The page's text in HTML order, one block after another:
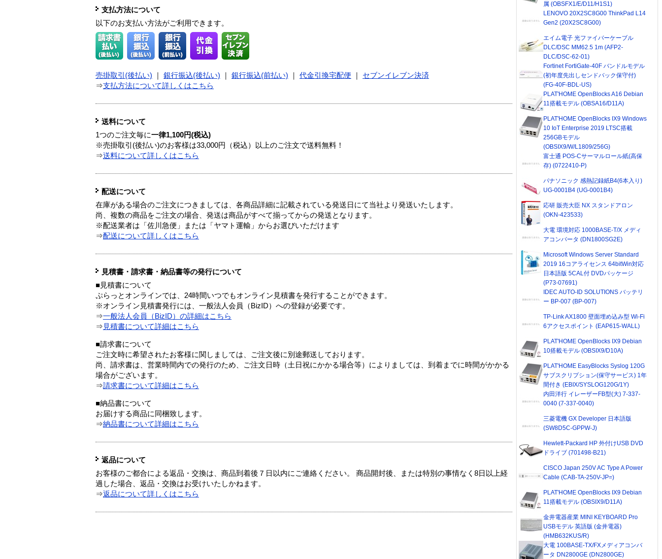
支払方法について
以下のお支払い方法がご利用できます。
売掛取引(後払い) 銀行振込(後払い) 銀行振込(前払い) 代金引換宅配便
セブンイレブン決済
⇒支払方法について詳しくはこちら
送料について
1つのご注文毎に一律1,100円(税込)
※売掛取引(後払い)のお客様は33,000円（税込）以上のご注文で送料無料！
⇒送料について詳しくはこちら
配送について
在庫がある場合のご注文につきましては、各商品詳細に記載されている発送日にて当社より発送いたします。
尚、複数の商品をご注文の場合、発送は商品がすべて揃ってからの発送となります。
※配送業者は「佐川急便」または「ヤマト運輸」からお選びいただけます
⇒配送について詳しくはこちら
見積書・請求書・納品書等の発行について
■見積書について
ぷらっとオンラインでは、24時間いつでもオンライン見積書を発行することができます。
※オンライン見積書発行には、一般法人会員（BizID）への登録が必要です。
⇒一般法人会員（BizID）の詳細はこちら
⇒ 見積書について詳細はこちら
■請求書について
ご注文時に希望されたお客様に関しましては、ご注文後に別途郵送しております。
尚、請求書は、営業時間内での発行のため、ご注文日時（土日祝にかかる場合等）によりましては、到着までに時間がかかる
場合がございます。
⇒請求書について詳細はこちら
■納品書について
お届けする商品に同梱致します。
⇒納品書について詳細はこちら
返品について
お客様のご都合による返品・交換は、商品到着後７日以内にご連絡ください。 商品開封後、または特別の事情なく8日以上経
過した場合、返品・交換はお受けいたしかねます。
⇒返品について詳しくはこちら
属 (OBSFX1/E/D11/H1S1)
LENOVO 20X2SC8G00 ThinkPad L14
Gen2 (20X2SC8G00)
エイム電子 光ファイバーケーブル
DLC/DSC MM62.5 1m (AFP2-
DLC/DSC-62-01)
Fortinet FortiGate-40F バンドルモデル
(初年度先出しセンドバック保守付)
(FG-40F-BDL-US)
PLAT'HOME OpenBlocks A16 Debian
11搭載モデル (OBSA16/D11A)
PLAT'HOME OpenBlocks IX9 Windows
10 IoT Enterprise 2019 LTSC搭載
256GBモデル
(OBSIX9/W/L1809/256G)
富士通 POS-Cサーマルロール紙(高保
存) (0722410-P)
パナソニック 感熱記録紙B4(6本入り)
UG-0001B4 (UG-0001B4)
応研 販売大臣 NX スタンドアロン
(OKN-423533)
大電 環境対応 1000BASE-T/X メディ
アコンバータ (DN1800SG2E)
Microsoft Windows Server Standard
2019 16コアライセンス 64bitWin対応
日本語版 5CAL付 DVDパッケージ
(P73-07691)
IDEC AUTO-ID SOLUTIONS バッテリ
ー BP-007 (BP-007)
TP-Link AX1800 壁面埋め込み型 Wi-Fi
6アクセスポイント (EAP615-WALL)
PLAT'HOME OpenBlocks IX9 Debian
10搭載モデル (OBSIX9/D10A)
PLAT'HOME EasyBlocks Syslog 120G
サブスクリプション(保守サービス) 1年
間付き (EBIX/SYSLOG120G/1Y)
内田洋行 イレーザーFB型(大) 7-337-
0040 (7-337-0040)
三菱電機 GX Developer 日本語版
(SW8D5C-GPPW-J)
Hewlett-Packard HP 外付けUSB DVD
ドライブ (701498-B21)
CISCO Japan 250V AC Type A Power
Cable (CAB-TA-250V-JP=)
PLAT'HOME OpenBlocks IX9 Debian
11搭載モデル (OBSIX9/D11A)
金井電器産業 MINI KEYBOARD Pro
USBモデル 英語版 (金井電器)
(HMB632KUS/R)
大電 100BASE-TX/FXメディアコンバ
ータ DN2800GE (DN2800GE)